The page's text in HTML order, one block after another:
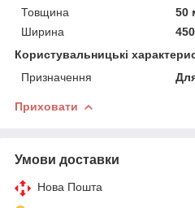
Товщина
50
Ширина
Користувальницькі
Призначення
Приховати
Умови доставки
Нова Пошта